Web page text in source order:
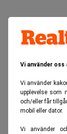
Vi använder oss
Vi använder
upplevelse som
och/eller får
mobil eller dator.
Vi använder
Deltagartaket för
tillställningar tas